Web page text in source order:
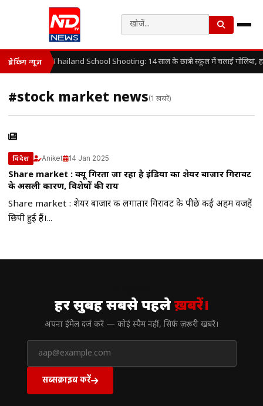
ब्रेकिंग न्यूज़ Thailand School Shooting: 14 साल के छात्र ने स्कूल में चलाई गोलियां,
#stock market news(1 खबरें)
विदेश Aniket 14 Jan 2025
Share market : क्यू गिरता जा रहा है इंडिया का शेयर बाजार गिरावट
के असली कारण, विशेषज्ञों की राय
Share market : शेयर बाजार की लगातार गिरावट के पीछे कई अहम वजहें
छिपी हुई हैं।...
हर सुबह सबसे पहलेख़बरें।
अपना ईमेल दर्ज करें — कोई स्पैम नहीं, सिर्फ ज़रूरी खबरें।
सब्सक्राइब करें